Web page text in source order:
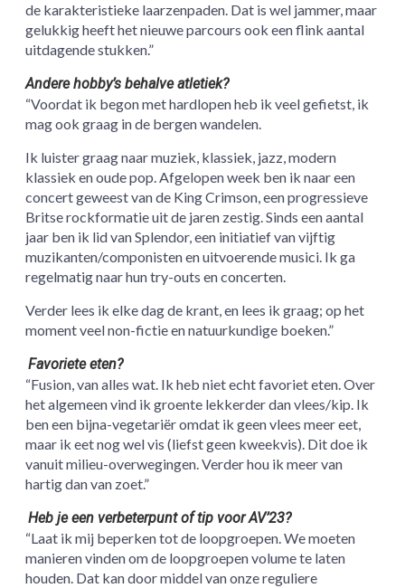
de karakteristieke laarzenpaden. Dat is wel jammer, maar
gelukkig heeft het nieuwe parcours ook een flink aantal
uitdagende stukken.”
Andere hobby’s behalve atletiek?
“Voordat ik begon met hardlopen heb ik veel gefietst, ik
mag ook graag in de bergen wandelen.
Ik luister graag naar muziek, klassiek, jazz, modern
klassiek en oude pop. Afgelopen week ben ik naar een
concert geweest van de King Crimson, een progressieve
Britse rockformatie uit de jaren zestig. Sinds een aantal
jaar ben ik lid van Splendor, een initiatief van vijftig
muzikanten/componisten en uitvoerende musici. Ik ga
regelmatig naar hun try-outs en concerten.
Verder lees ik elke dag de krant, en lees ik graag; op het
moment veel non-fictie en natuurkundige boeken.”
Favoriete eten?
“Fusion, van alles wat. Ik heb niet echt favoriet eten. Over
het algemeen vind ik groente lekkerder dan vlees/kip. Ik
ben een bijna-vegetariër omdat ik geen vlees meer eet,
maar ik eet nog wel vis (liefst geen kweekvis). Dit doe ik
vanuit milieu-overwegingen. Verder hou ik meer van
hartig dan van zoet.”
Heb je een verbeterpunt of tip voor AV’23?
“Laat ik mij beperken tot de loopgroepen. We moeten
manieren vinden om de loopgroepen volume te laten
houden. Dat kan door middel van onze reguliere